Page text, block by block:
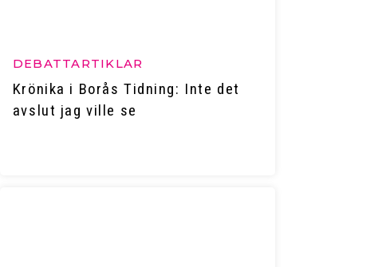
DEBATTARTIKLAR
Krönika i Borås Tidning: Inte det
avslut jag ville se